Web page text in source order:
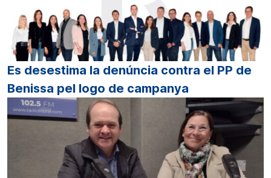
Es desestima la denúncia contra el PP de
Benissa pel logo de campanya